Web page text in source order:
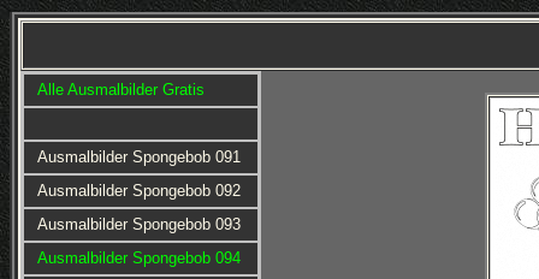
Alle Ausmalbilder Gratis
Ausmalbilder Spongebob 091
Ausmalbilder Spongebob 092
Ausmalbilder Spongebob 093
Ausmalbilder Spongebob 094